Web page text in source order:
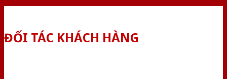
ĐỐI TÁC KHÁCH HÀNG